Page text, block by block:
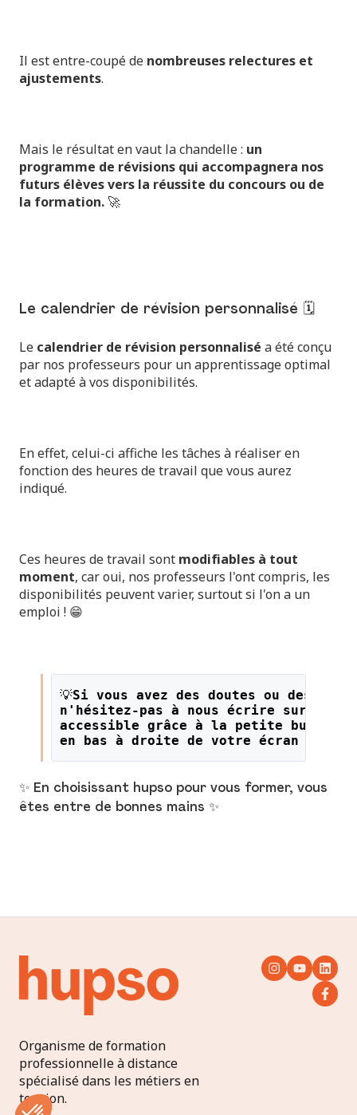
Il est entre-coupé de nombreuses relectures et
ajustements.
Mais le résultat en vaut la chandelle : un
programme de révisions qui accompagnera nos
futurs élèves vers la réussite du concours ou de
la formation. 🚀
Le calendrier de révision personnalisé 🗓️
Le calendrier de révision personnalisé a été conçu
par nos professeurs pour un apprentissage optimal
et adapté à vos disponibilités.
En effet, celui-ci affiche les tâches à réaliser en
fonction des heures de travail que vous aurez
indiqué.
Ces heures de travail sont modifiables à tout
moment, car oui, nos professeurs l'ont compris, les
disponibilités peuvent varier, surtout si l'on a un
emploi ! 😁
💡Si vous avez des doutes ou des
n'hésitez-pas à nous écrire sur le
accessible grâce à la petite bulle
en bas à droite de votre écran !
✨ En choisissant hupso pour vous former, vous
êtes entre de bonnes mains ✨
Organisme de formation
professionnelle à distance
spécialisé dans les métiers en
tension.